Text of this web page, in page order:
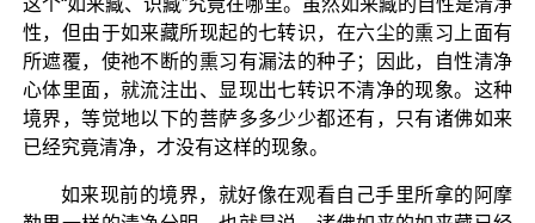
性，但由于如来藏所现起的七转识，在六尘的熏习上面有
所遮覆，使祂不断的熏习有漏法的种子；因此，自性清净
心体里面，就流注出、显现出七转识不清净的现象。这种
境界，等觉地以下的菩萨多多少少都还有，只有诸佛如来
已经究竟清净，才没有这样的现象。
如来现前的境界，就好像在观看自己手里所拿的阿摩